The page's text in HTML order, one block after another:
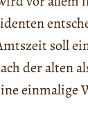
soll
der alten
einmalige